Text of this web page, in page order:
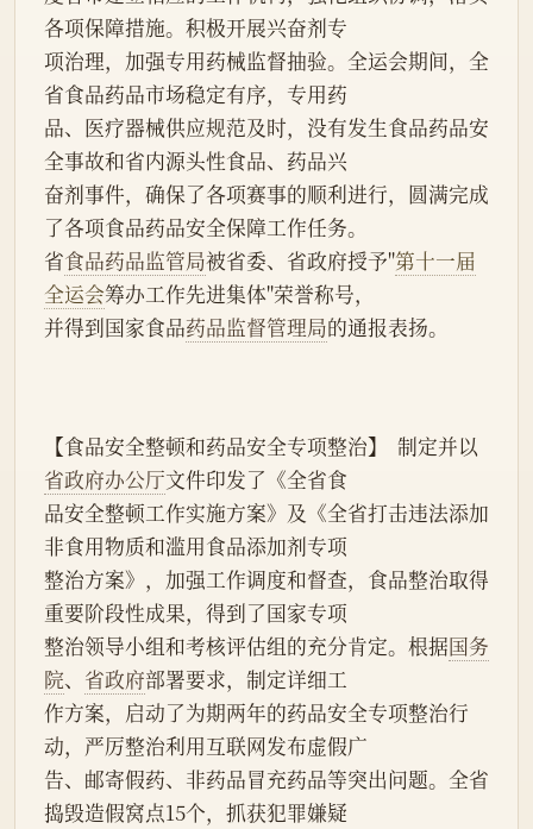
各项保障措施。积极开展兴奋剂专
项治理，加强专用药械监督抽验。全运会期间，全
省食品药品市场稳定有序，专用药
品、医疗器械供应规范及时，没有发生食品药品安
全事故和省内源头性食品、药品兴
奋剂事件，确保了各项赛事的顺利进行，圆满完成
了各项食品药品安全保障工作任务。
省食品药品监管局被省委、省政府授予"第十一届
全运会筹办工作先进集体"荣誉称号，
并得到国家食品药品监督管理局的通报表扬。
【食品安全整顿和药品安全专项整治】  制定并以
省政府办公厅文件印发了《全省食
品安全整顿工作实施方案》及《全省打击违法添加
非食用物质和滥用食品添加剂专项
整治方案》，加强工作调度和督查，食品整治取得
重要阶段性成果，得到了国家专项
整治领导小组和考核评估组的充分肯定。根据国务
院、 省政府部署要求，制定详细工
作方案，启动了为期两年的药品安全专项整治行
动，严厉整治利用互联网发布虚假广
告、邮寄假药、非药品冒充药品等突出问题。全省
捣毁造假窝点15个，抓获犯罪嫌疑